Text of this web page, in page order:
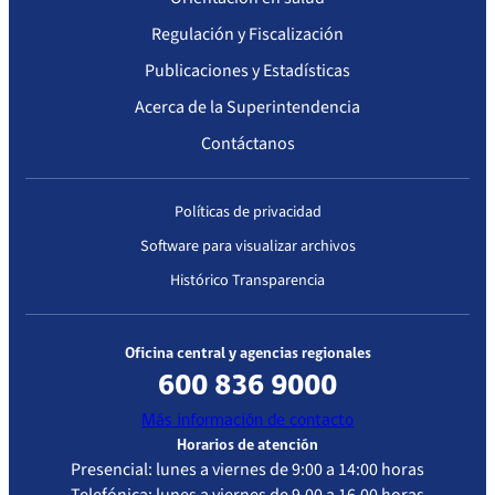
Regulación y Fiscalización
Publicaciones y Estadísticas
Acerca de la Superintendencia
Contáctanos
Políticas de privacidad
Software para visualizar archivos
Histórico Transparencia
Oficina central y agencias regionales
600 836 9000
Más información de contacto
Horarios de atención
Presencial: lunes a viernes de 9:00 a 14:00 horas